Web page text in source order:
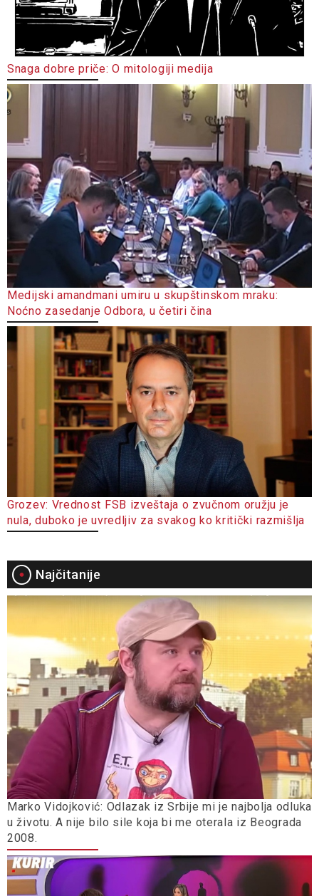
Snaga dobre priče: O mitologiji medija
Medijski amandmani umiru u skupštinskom mraku:
Noćno zasedanje Odbora, u četiri čina
Grozev: Vrednost FSB izveštaja o zvučnom oružju je
nula, duboko je uvredljiv za svakog ko kritički razmišlja
Najčitanije
Marko Vidojković: Odlazak iz Srbije mi je najbolja odluka
u životu. A nije bilo sile koja bi me oterala iz Beograda
2008.